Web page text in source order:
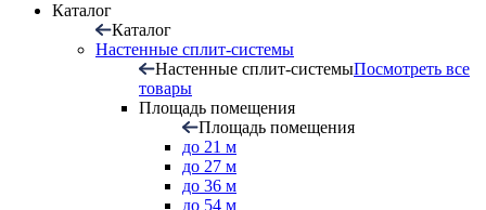
Каталог
Каталог
Настенные сплит-системы
Настенные сплит-системыПосмотреть все
товары
Площадь помещения
Площадь помещения
до 21 м
до 27 м
до 36 м
до 54 м